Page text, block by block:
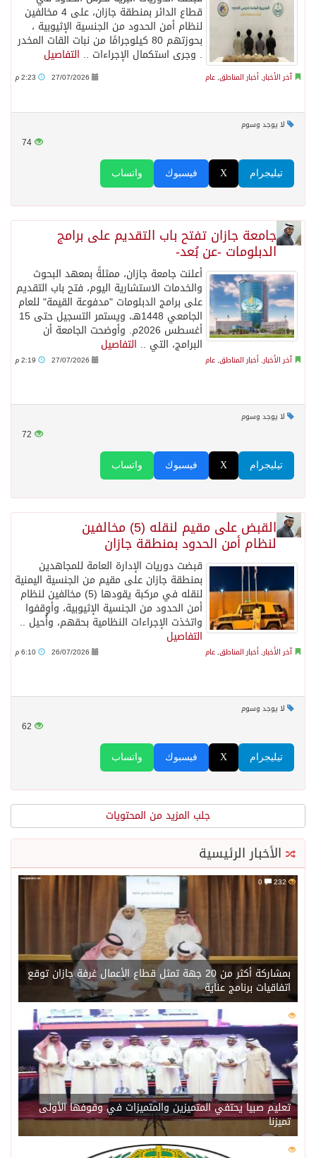
قطاع الدائر بمنطقة جازان، على 4 مخالفين
لنظام أمن الحدود من الجنسية الإثيوبية ،
بحوزتهم 80 كيلوجرامًا من نبات القات المخدر
. وجرى استكمال الإجراءات .. التفاصيل
آخر الأخبار, أخبار المناطق, عام 27/07/2026
لا يوجد وسوم
74
واتساب فيسبوك X تيليجرام
جامعة جازان تفتح باب التقديم على برامج
الدبلومات -عن بُعد-
أعلنت جامعة جازان، ممثلةً بمعهد البحوث
والخدمات الاستشارية اليوم، فتح باب التقديم
على برامج الدبلومات "مدفوعة القيمة" للعام
الجامعي 1448هـ، ويستمر التسجيل حتى 15
أغسطس 2026م. وأوضحت الجامعة أن
البرامج، التي .. التفاصيل
آخر الأخبار, أخبار المناطق, عام 27/07/2026
لا يوجد وسوم
72
واتساب فيسبوك X تيليجرام
القبض على مقيم لنقله (5) مخالفين
لنظام أمن الحدود بمنطقة جازان
قبضت دوريات الإدارة العامة للمجاهدين
بمنطقة جازان على مقيم من الجنسية اليمنية
لنقله في مركبة يقودها (5) مخالفين لنظام
أمن الحدود من الجنسية الإثيوبية، وأوقفوا
واتخذت الإجراءات النظامية بحقهم، وأُحيل ..
التفاصيل
آخر الأخبار, أخبار المناطق, عام 26/07/2026
لا يوجد وسوم
62
واتساب فيسبوك X تيليجرام
جلب المزيد من المحتويات
الأخبار الرئيسية
232
بمشاركة أكثر من 20 جهة تمثل قطاع الأعمال غرفة جازان توقع
اتفاقيات برنامج عناية
214
تعليم صبيا يحتفي المتميزين والمتميزات في وقوفها الأولى
تميزنا
206